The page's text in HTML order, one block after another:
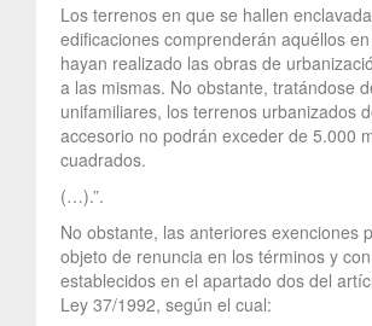
Los terrenos en que se hallen
edificaciones comprenderán aquéllos
hayan realizado las obras de
a las mismas. No obstante, tratándose
unifamiliares, los terrenos urbanizados
accesorio no podrán exceder de 5.000
cuadrados.
(…).”.
No obstante, las anteriores exenciones
objeto de renuncia en los términos y
establecidos en el apartado dos del
Ley 37/1992, según el cual: